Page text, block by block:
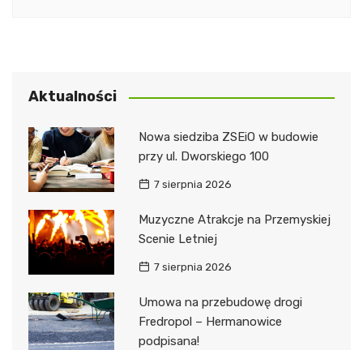
Aktualności
Nowa siedziba ZSEiO w budowie
przy ul. Dworskiego 100
7 sierpnia 2026
Muzyczne Atrakcje na Przemyskiej
Scenie Letniej
7 sierpnia 2026
Umowa na przebudowę drogi
Fredropol – Hermanowice
podpisana!